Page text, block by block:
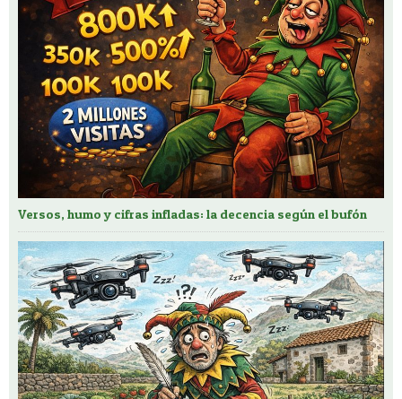
Versos, humo y cifras infladas: la decencia según el bufón